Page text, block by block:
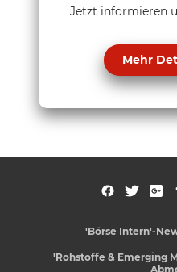
Jetzt informieren
Mehr
'Börse Intern'-
'Rohstoffe & Emerging